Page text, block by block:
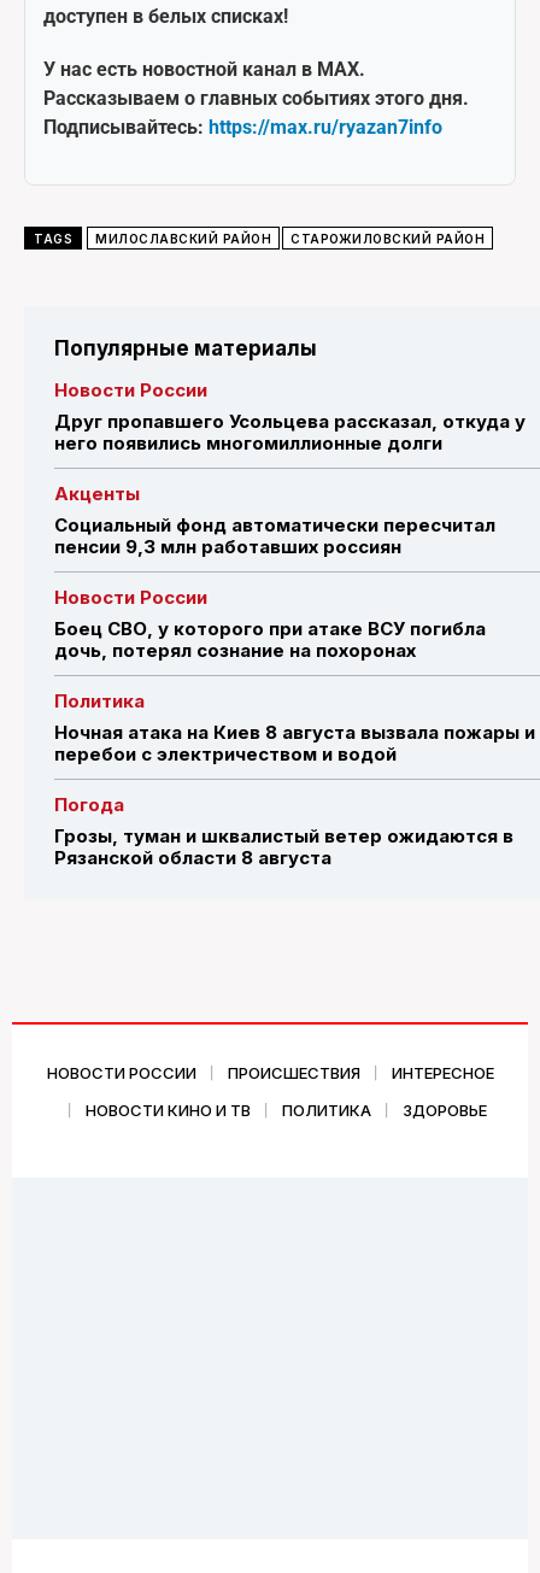
доступен в белых списках!
У нас есть новостной канал в MAX.
Рассказываем о главных событиях этого дня.
Подписывайтесь: https://max.ru/ryazan7info
TAGS МИЛОСЛАВСКИЙ РАЙОН СТАРОЖИЛОВСКИЙ РАЙОН
Популярные материалы
Новости России
Друг пропавшего Усольцева рассказал, откуда у
него появились многомиллионные долги
Акценты
Социальный фонд автоматически пересчитал
пенсии 9,3 млн работавших россиян
Новости России
Боец СВО, у которого при атаке ВСУ погибла
дочь, потерял сознание на похоронах
Политика
Ночная атака на Киев 8 августа вызвала пожары и
перебои с электричеством и водой
Погода
Грозы, туман и шквалистый ветер ожидаются в
Рязанской области 8 августа
НОВОСТИ РОССИИ ПРОИСШЕСТВИЯ
ИНТЕРЕСНОЕ
НОВОСТИ КИНО И ТВ
ПОЛИТИКА ЗДОРОВЬЕ